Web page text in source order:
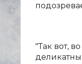
"Так вот,